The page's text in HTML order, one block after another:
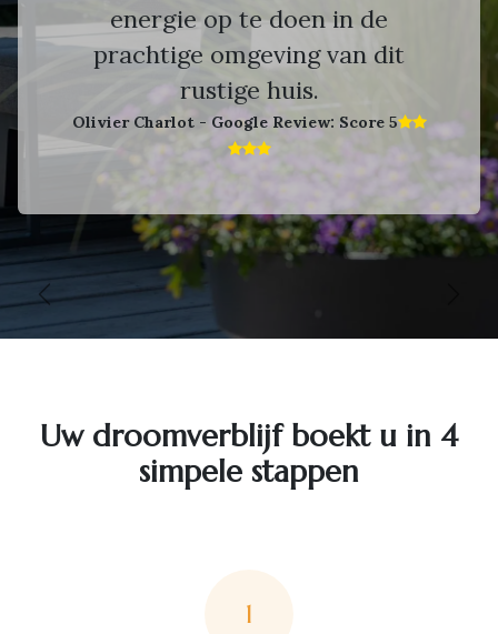
energie op te doen in de
prachtige omgeving van dit
rustige huis.
Olivier Charlot - Google Review: Score 5​
Vorige
Uw droomverblijf boekt u in 4
simpele stappen
1